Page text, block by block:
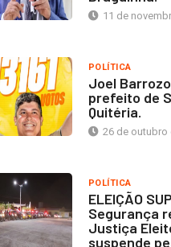
11 de
POLÍTICA
Joel
prefeito de
Quitéria.
26 de outubro
POLÍTICA
ELEIÇÃO
Segurança
Justiça
suspende